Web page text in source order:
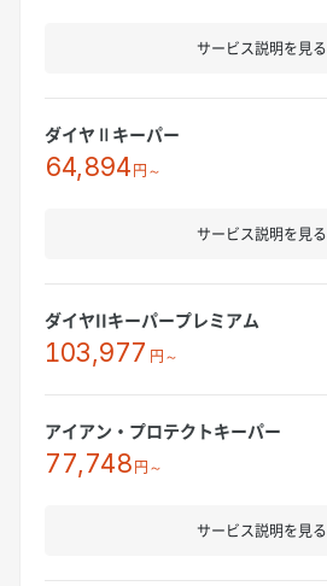
サービス説明を見る
ダイヤⅡキーパー
64,894円～
サービス説明を見る
ダイヤIIキーパープレミアム
103,977 円～
アイアン・プロテクトキーパー
77,748円～
サービス説明を見る